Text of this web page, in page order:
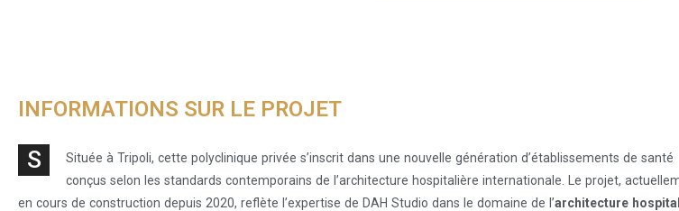
INFORMATIONS SUR LE PROJET
S Située à Tripoli, cette polyclinique privée s’inscrit dans une nouvelle génération d’établissements de santé
conçus selon les standards contemporains de l’architecture hospitalière internationale. Le projet,
en cours de construction depuis 2020, reflète l’expertise de DAH Studio dans le domaine de l’architecture